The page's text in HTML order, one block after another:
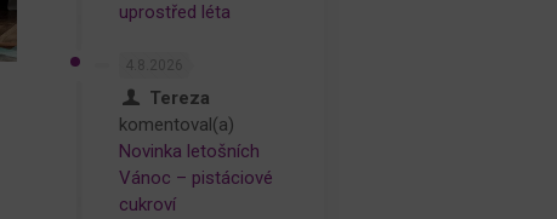
uprostřed léta
Tereza
komentoval(a)
Novinka letošních
Vánoc – pistáciové
cukroví